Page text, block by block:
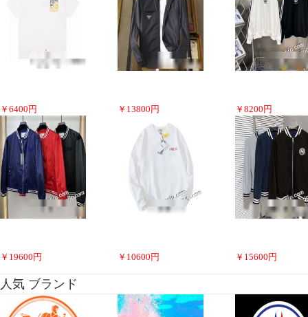
￥ 6400 円 ￥ 13800 円 ￥ 8200 円
￥ 19600 円 ￥ 10600 円 ￥ 15600 円
人気 ブランド